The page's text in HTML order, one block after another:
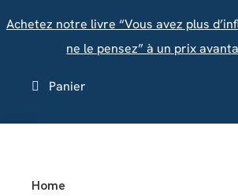
Achetez notre livre “Vous avez plus
ne le pensez” à un prix
Panier
Home